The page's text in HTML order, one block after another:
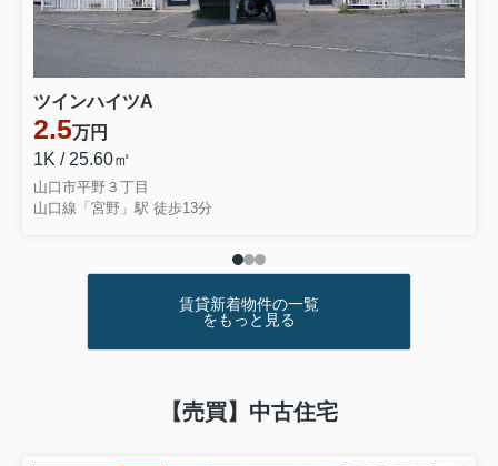
ツインハイツA
2.5万円
1K / 25.60㎡
山口市平野３丁目
山口線「宮野」駅 徒歩13分
賃貸新着物件の一覧
をもっと見る
【売買】中古住宅